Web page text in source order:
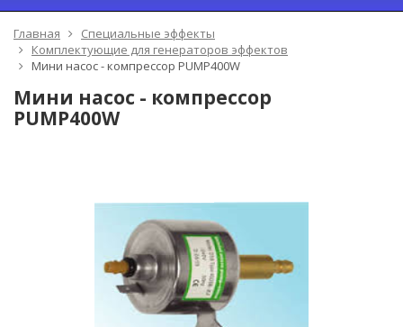
Главная
Специальные эффекты
Комплектующие для генераторов эффектов
Мини насос - компрессор PUMP400W
Мини насос - компрессор
PUMP400W